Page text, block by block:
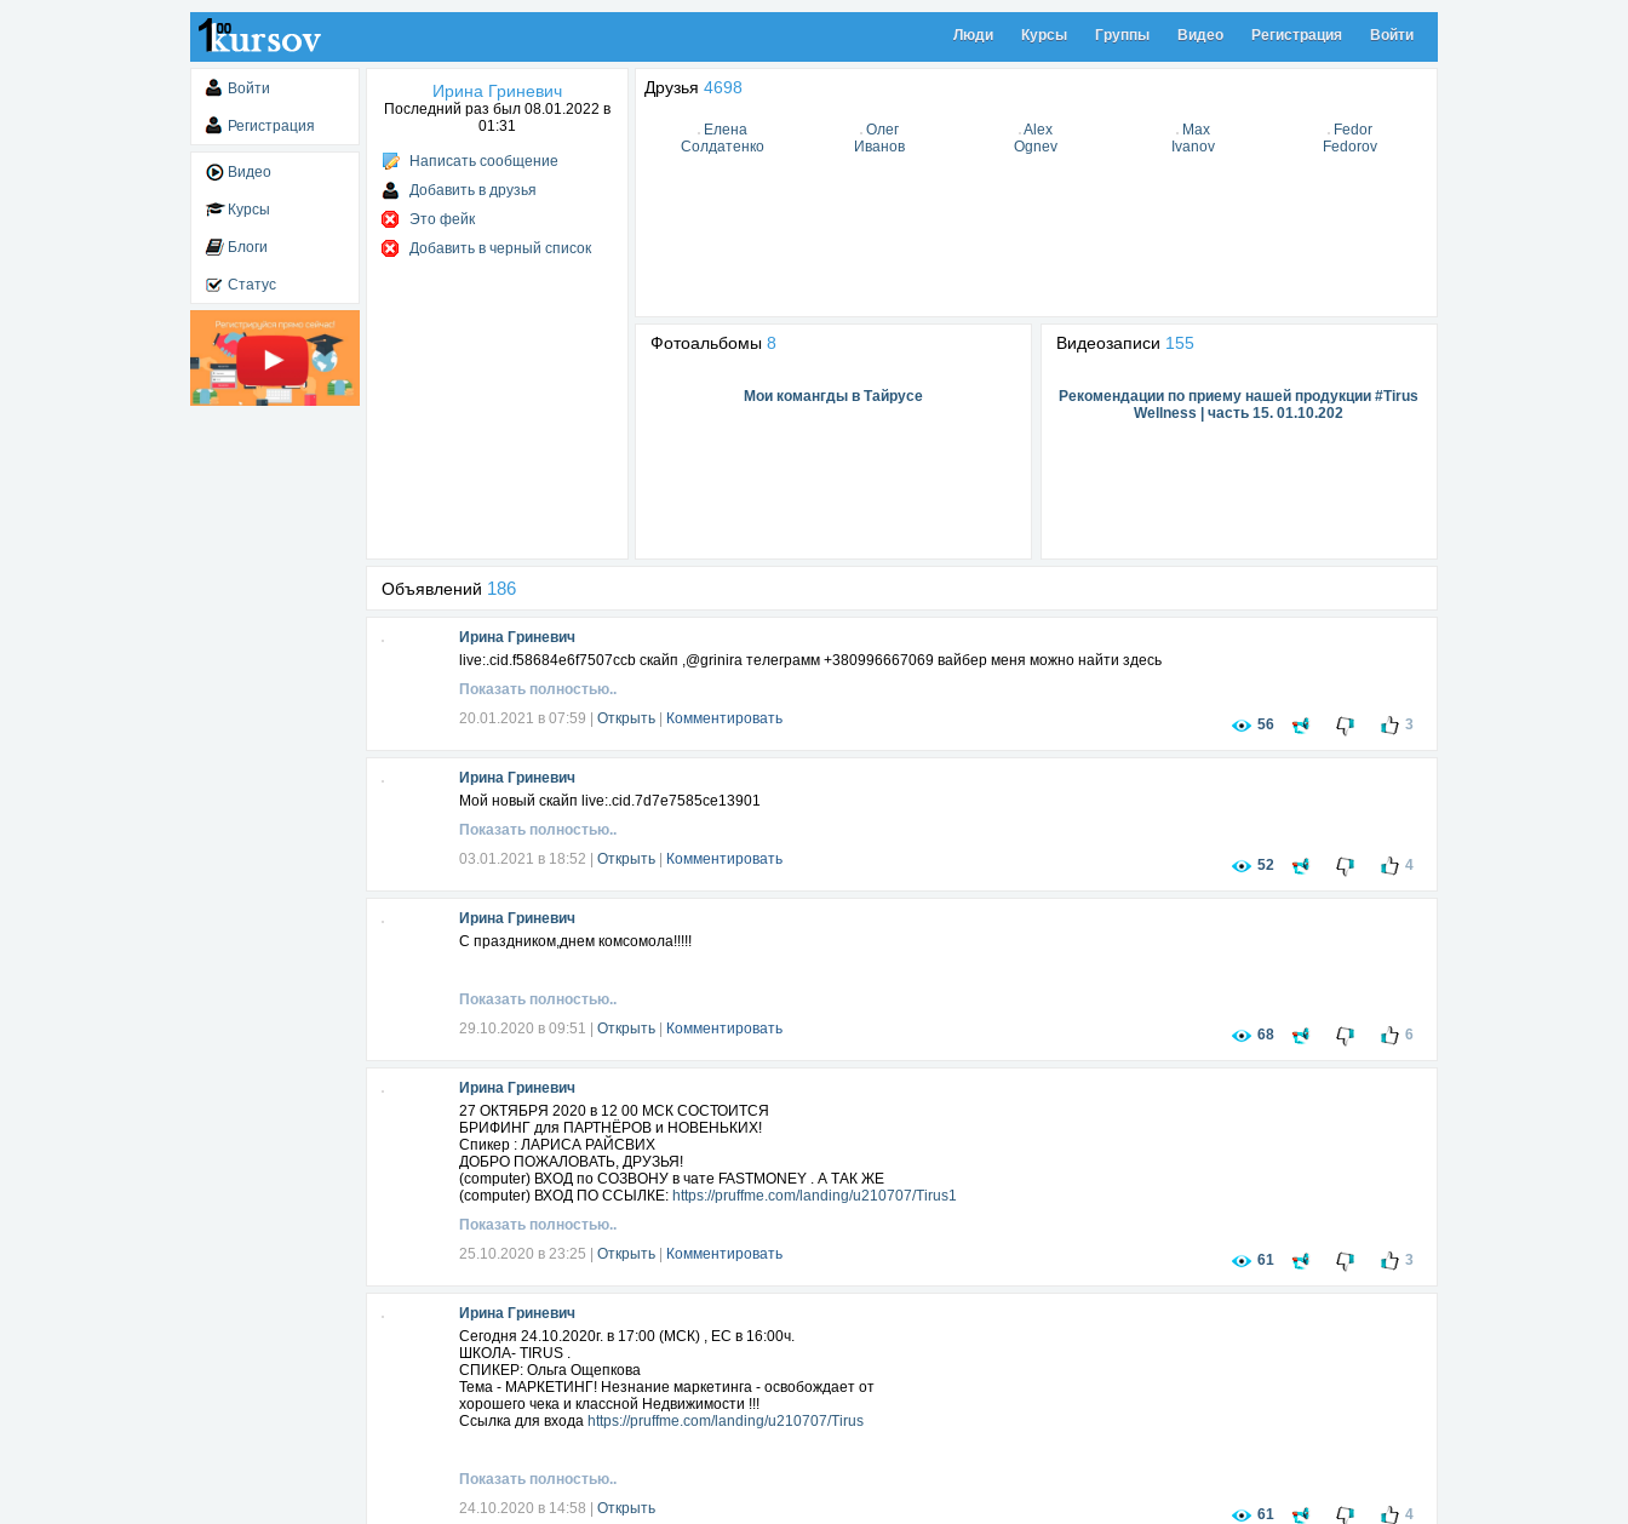
Люди Курсы Группы Видео Регистрация Войти
Войти
Регистрация
Видео
Курсы
Блоги
Статус
Ирина Гриневич
Последний раз был 08.01.2022 в
01:31
Написать сообщение
Добавить в друзья
Это фейк
Добавить в черный список
Друзья 4698
Елена
Солдатенко
Олег
Иванов
Alex
Ognev
Max
Ivanov
Fedor
Fedorov
Фотоальбомы 8
Мои комангды в Тайрусе
Видеозаписи 155
Рекомендации по приему нашей продукции #Tirus
Wellness | часть 15. 01.10.202
Объявлений 186
Ирина Гриневич
live:.cid.f58684e6f7507ccb скайп ,@grinira телеграмм +380996667069 вайбер меня можно найти здесь
Показать полностью..
20.01.2021 в 07:59
Открыть Комментировать 56 3
Ирина Гриневич
Мой новый скайп live:.cid.7d7e7585ce13901
Показать полностью..
03.01.2021 в 18:52
Открыть Комментировать 52 4
Ирина Гриневич
С праздником,днем комсомола!!!!!
Показать полностью..
29.10.2020 в 09:51
Открыть Комментировать 68 6
Ирина Гриневич
27 ОКТЯБРЯ 2020 в 12 00 МСК СОСТОИТСЯ
БРИФИНГ для ПАРТНЁРОВ и НОВЕНЬКИХ!
Спикер : ЛАРИСА РАЙСВИХ
ДОБРО ПОЖАЛОВАТЬ, ДРУЗЬЯ!
(computer) ВХОД по СОЗВОНУ в чате FASTMONEY . А ТАК ЖЕ
(computer) ВХОД ПО ССЫЛКЕ: https://pruffme.com/landing/u210707/Tirus1
Показать полностью..
25.10.2020 в 23:25
Открыть Комментировать 61 3
Ирина Гриневич
Сегодня 24.10.2020г. в 17:00 (МСК) , ЕС в 16:00ч.
ШКОЛА- TIRUS .
СПИКЕР: Ольга Ощепкова
Тема - МАРКЕТИНГ! Незнание маркетинга - освобождает от
хорошего чека и классной Недвижимости !!!
Ссылка для входа https://pruffme.com/landing/u210707/Tirus
Показать полностью..
24.10.2020 в 14:58
Открыть 61 4